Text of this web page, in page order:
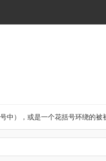
号中），或是一个花括号环绕的被